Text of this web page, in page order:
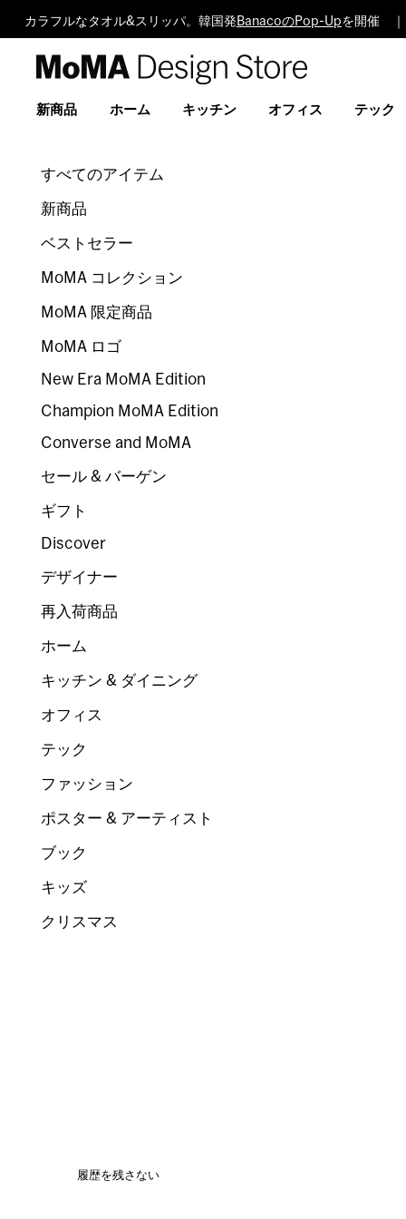
カラフルなタオル&スリッパ。韓国発 BanacoのPop-Upを開催
Design
新商品 ホーム キッチン オフィス テック
すべてのアイテム
新商品
ベストセラー
MoMA コレクション
MoMA 限定商品
MoMA ロゴ
New Era MoMA Edition
Champion MoMA Edition
Converse and MoMA
セール & バーゲン
ギフト
Discover
デザイナー
再入荷商品
ホーム
キッチン & ダイニング
オフィス
テック
ファッション
ポスター & アーティスト
ブック
キッズ
クリスマス
履歴を残さない